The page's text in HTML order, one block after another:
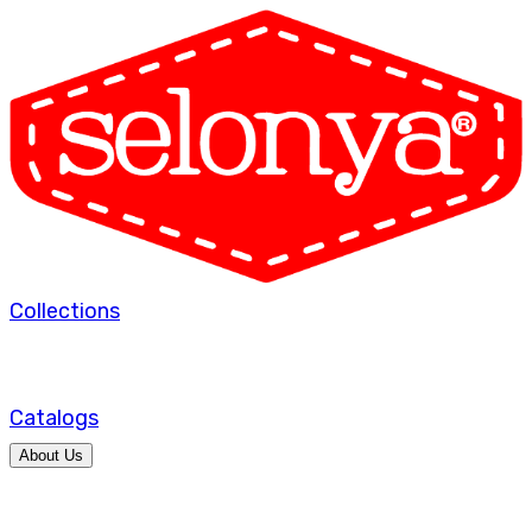
Collections
Catalogs
About Us